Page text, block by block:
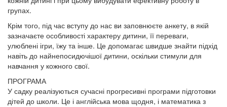
групах.
Крім того, під час вступу до нас ви заповнюєте анкету, в якій
зазначаєте особливості характеру дитини, її переваги,
улюблені ігри, їжу та інше. Це допомагає швидше знайти підхід
навіть до найнепосидючішої дитини, оскільки стимули для
навчання у кожного свої.
ПРОГРАМА
У садку реалізуються сучасні прогресивні програми підготовки
дітей до школи. Це і англійська мова щодня, і математика з